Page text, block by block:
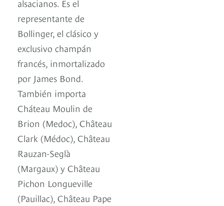
alsacianos. Es el
representante de
Bollinger, el clásico y
exclusivo champán
francés, inmortalizado
por James Bond.
También importa
Cháteau Moulin de
Brion (Medoc), Château
Clark (Médoc), Château
Rauzan-Seglà
(Margaux) y Château
Pichon Longueville
(Pauillac), Château Pape